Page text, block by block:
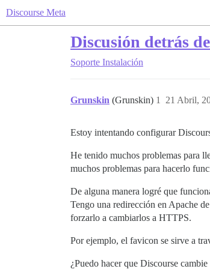
Discourse Meta
Discusión detrás
Soporte Instalación
Grunskin (Grunskin) 21 Abril,
1
Estoy intentando configurar
He tenido muchos problemas para
muchos problemas para hacerlo
De alguna manera logré que
Tengo una redirección en Apache
forzarlo a cambiarlos a HTTPS.
Por ejemplo, el favicon se sirve a
¿Puedo hacer que Discourse